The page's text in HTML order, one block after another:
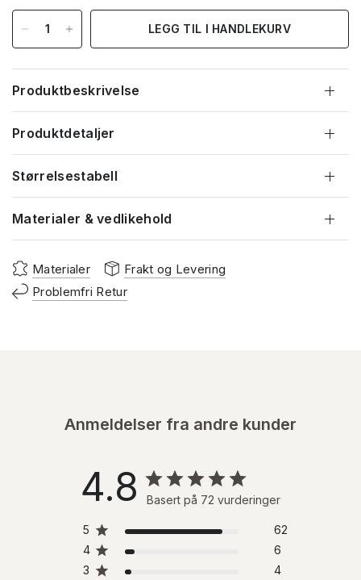
LEGG TIL I HANDLEKURV
Produktbeskrivelse
Produktdetaljer
Størrelsestabell
Materialer & vedlikehold
Materialer
Frakt og Levering
Problemfri Retur
Anmeldelser fra andre kunder
4.8 Basert på 72 vurderinger
5
62
4
6
3
4